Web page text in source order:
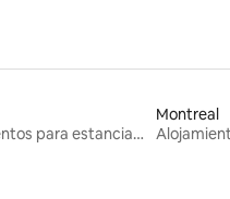
Alojamientos para estancias largas
Montreal